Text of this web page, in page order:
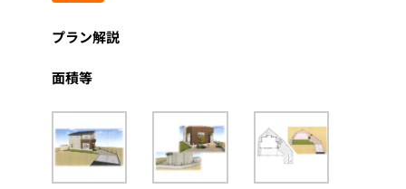
プラン解説
面積等